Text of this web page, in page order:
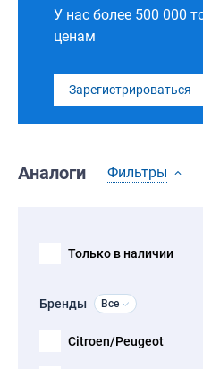
У нас более 500 000
ценам
Зарегистрироваться
Аналоги Фильтры
Только в наличии
Бренды Все
Citroen/Peugeot